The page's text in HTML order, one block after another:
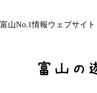
富山No.1情報ウェブサイト